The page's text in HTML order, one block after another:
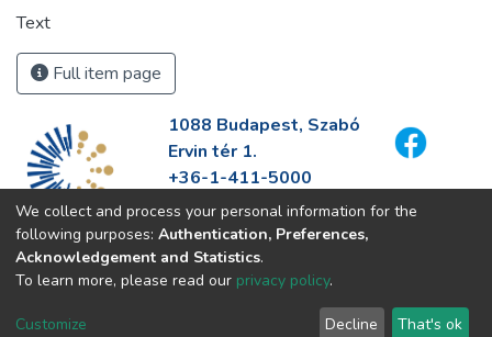
Text
Full item page
1088 Budapest, Szabó
Ervin tér 1.
+36-1-411-5000
info@fszek.hu
https://fszek.hu
We collect and process your personal information for the
following purposes: Authentication, Preferences,
Acknowledgement and Statistics.
To learn more, please read our privacy policy.
Customize Decline That's ok